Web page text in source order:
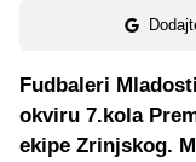
Fudbaleri
okviru 7.kola
ekipe Zrinjskog.